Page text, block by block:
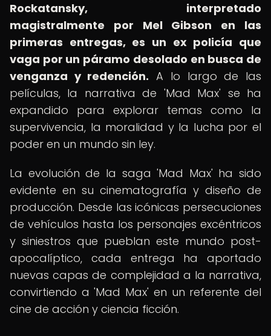
Rockatansky, interpretado
magistralmente por Mel Gibson en las
primeras entregas, es un ex policía que
vaga por un páramo desolado en busca de
venganza y redención. A lo largo de las
películas, la narrativa de 'Mad Max' se ha
expandido para explorar temas como la
supervivencia, la moralidad y la lucha por el
poder en un mundo sin ley.
La evolución de la saga 'Mad Max' ha sido
evidente en su cinematografía y diseño de
producción. Desde las icónicas persecuciones
de vehículos hasta los personajes excéntricos
y siniestros que pueblan este mundo post-
apocalíptico, cada entrega ha aportado
nuevas capas de complejidad a la narrativa,
convirtiendo a 'Mad Max' en un referente del
cine de acción y ciencia ficción.